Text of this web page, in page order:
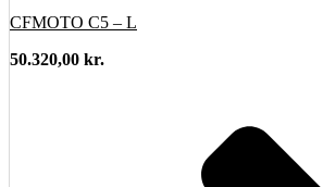
CFMOTO C5 – L
50.320,00 kr.